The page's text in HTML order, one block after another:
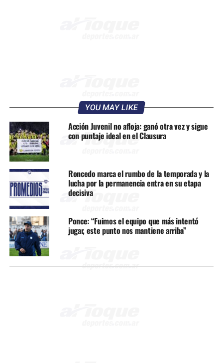
YOU MAY LIKE
Acción Juvenil no afloja: ganó otra vez y sigue
con puntaje ideal en el Clausura
Roncedo marca el rumbo de la temporada y la
lucha por la permanencia entra en su etapa
decisiva
Ponce: “Fuimos el equipo que más intentó
jugar, este punto nos mantiene arriba”